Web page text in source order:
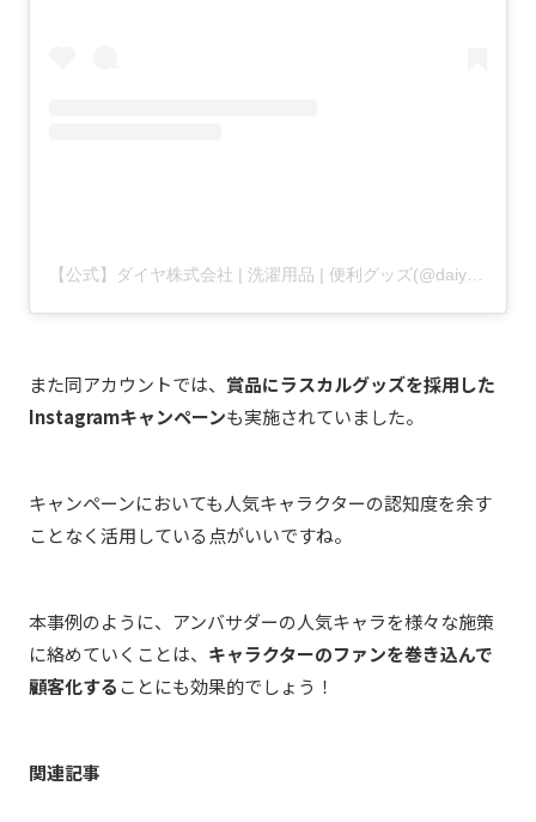
また同アカウントでは、 賞品にラスカルグッズを採用した
Instagramキャンペーンも実施されていました。
キャンペーンにおいても人気キャラクターの認知度を余す
ことなく活用している点がいいですね。
本事例のように、アンバサダーの人気キャラを様々な施策
に絡めていくことは、 キャラクターのファンを巻き込んで
顧客化することにも効果的でしょう！
関連記事